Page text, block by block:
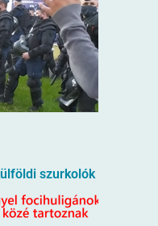
szurkolók